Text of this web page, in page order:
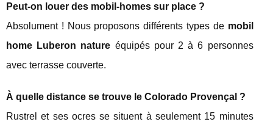
Peut-on louer des mobil-homes sur place ?
Absolument ! Nous proposons différents types de mobil
home Luberon nature équipés pour 2 à 6 personnes
avec terrasse couverte.
À quelle distance se trouve le Colorado Provençal ?
Rustrel et ses ocres se situent à seulement 15 minutes